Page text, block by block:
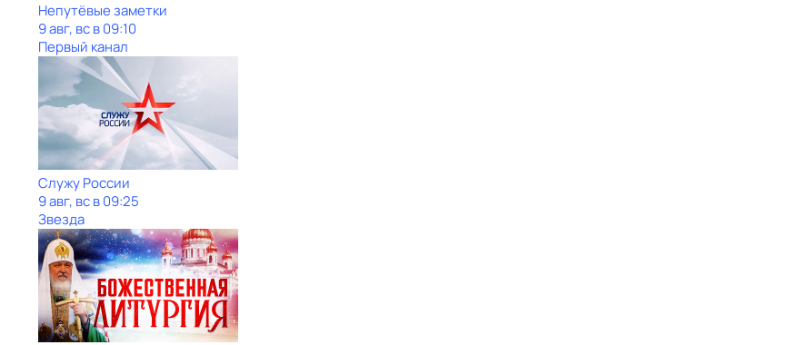
Непутёвые заметки
9 авг, вс в 09:10
Первый канал
Служу Рoсcии
9 авг, вс в 09:25
Звезда